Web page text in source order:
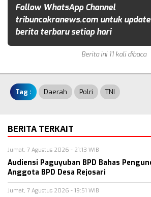
Follow WhatsApp Channel
tribuncakranews.com untuk update
berita terbaru setiap hari
Berita ini 11 kali dibaca
Tag : Daerah Polri TNI
BERITA TERKAIT
Jumat, 7 Agustus 2026 - 21:13 WIB
Audiensi Paguyuban BPD Bahas
Anggota BPD Desa Rejosari
Jumat, 7 Agustus 2026 - 19:51 WIB